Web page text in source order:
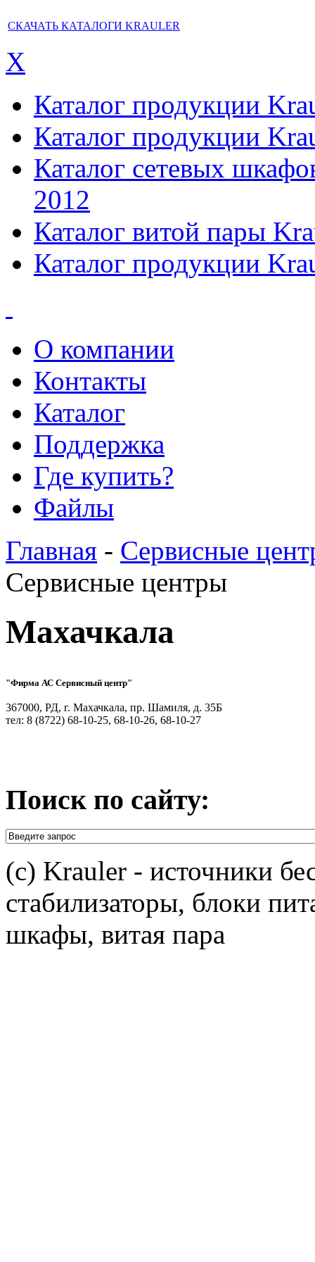
СКАЧАТЬ КАТАЛОГИ KRAULER
X
Каталог продукции
Каталог продукции
Каталог сетевых
2012
Каталог витой пары
Каталог продукции
О компании
Контакты
Каталог
Поддержка
Где купить?
Файлы
Главная - Сервисные
Сервисные центры
Махачкала
"Фирма АС Сервисный центр"
367000, РД, г. Махачкала, пр. Шамиля, д. 35Б
тел: 8 (8722) 68-10-25, 68-10-26, 68-10-27
Поиск по сайту:
(c) Krauler - источники
стабилизаторы, блоки
шкафы, витая пара